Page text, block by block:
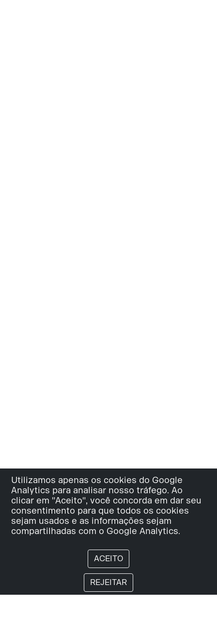
Utilizamos apenas os cookies do Google
Analytics para analisar nosso tráfego. Ao
clicar em "Aceito", você concorda em dar seu
consentimento para que todos os cookies
sejam usados e as informações sejam
compartilhadas com o Google Analytics.
ACEITO
REJEITAR